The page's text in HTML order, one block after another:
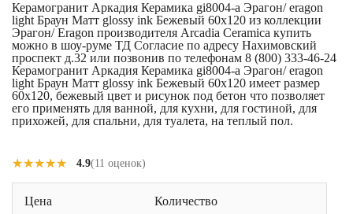
Керамогранит Аркадия Керамика gi8004-a Эрагон/ eragon
light Браун Матт glossy ink Бежевый 60x120 из коллекции
Эрагон/ Eragon производителя Arcadia Ceramica купить
можно в шоу-руме ТД Согласие по адресу Нахимовский
проспект д.32 или позвонив по телефонам 8 (800) 333-46-24
Керамогранит Аркадия Керамика gi8004-a Эрагон/ eragon
light Браун Матт glossy ink Бежевый 60x120 имеет размер
60x120, бежевый цвет и рисунок под бетон что позволяет
его применять для ванной, для кухни, для гостиной, для
прихожей, для спальни, для туалета, на теплый пол.
★★★★★
★★★★★ 4.9(11 оценок)
Цена Количество